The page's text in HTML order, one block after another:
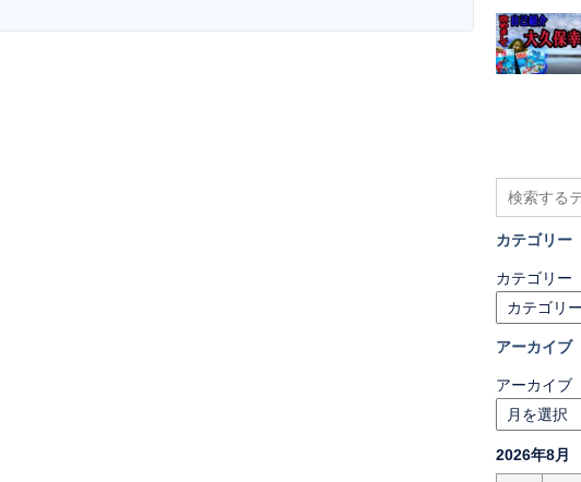
カテゴリー
カテゴリー
アーカイブ
アーカイブ
2026年8月